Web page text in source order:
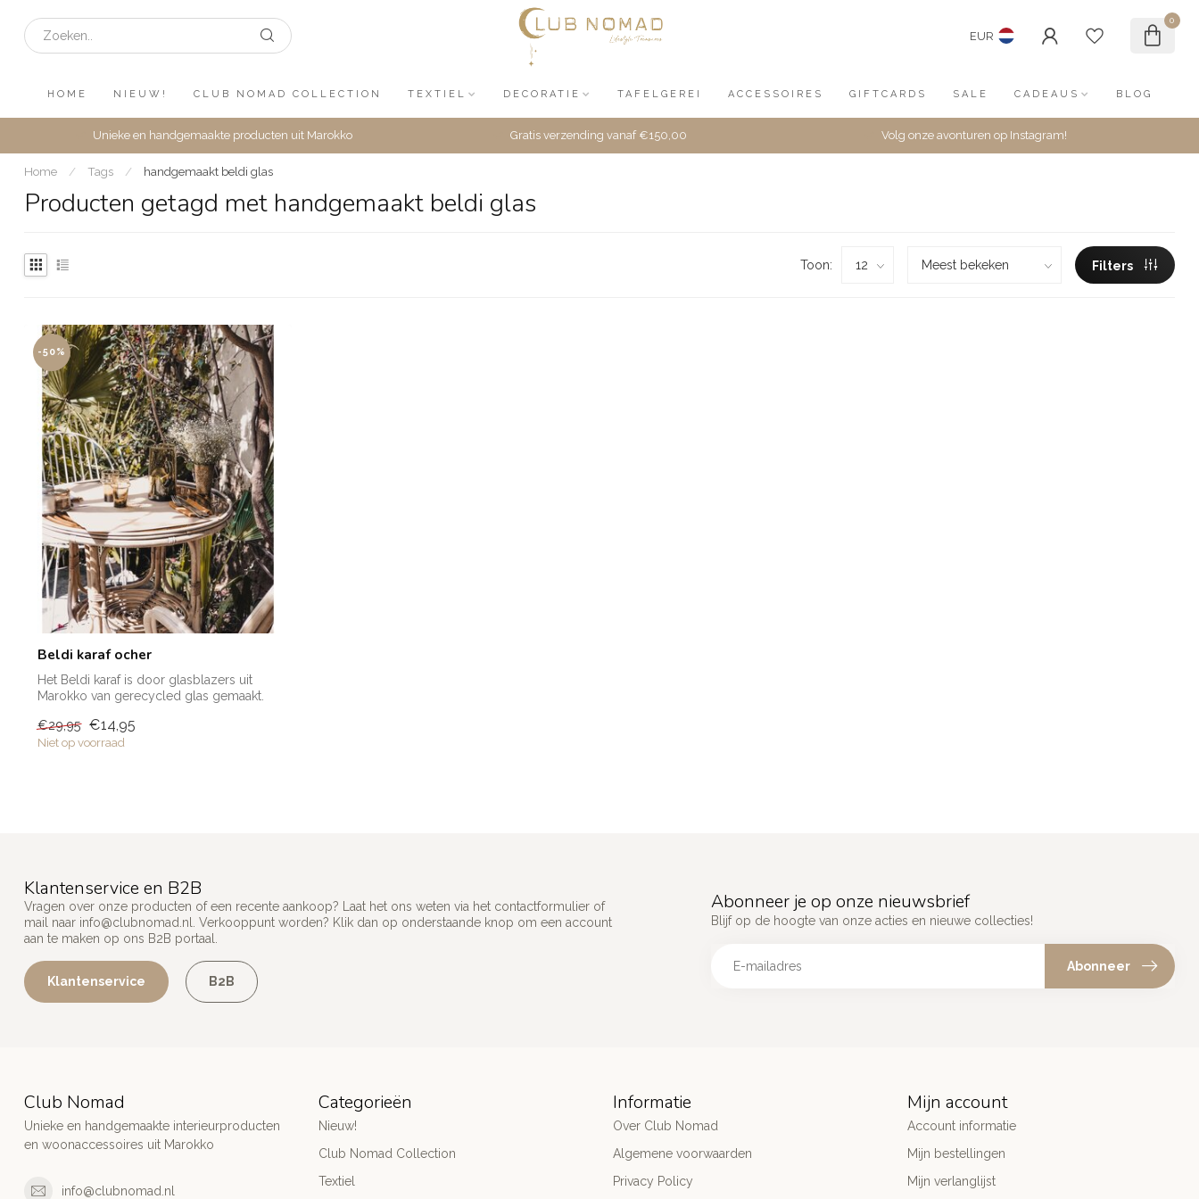
EUR
0
HOME NIEUW! CLUB NOMAD COLLECTION TEXTIEL DECORATIE TAFELGEREI ACCESSOIRES GIFTCARDS SALE CADEAUS BLOG
Unieke en handgemaakte producten uit Marokko Gratis verzending vanaf €150,00 Volg onze avonturen op Instagram!
Home / Tags / handgemaakt beldi glas
Producten getagd met handgemaakt beldi glas
Toon: Filters
-50%
Beldi karaf ocher
Het Beldi karaf is door glasblazers uit
Marokko van gerecycled glas gemaakt.
€29,95 €14,95
Niet op voorraad
Klantenservice en B2B
Vragen over onze producten of een recente aankoop? Laat het ons weten via het contactformulier of
mail naar info@clubnomad.nl . Verkooppunt worden? Klik dan op onderstaande knop om een account
aan te maken op ons B2B portaal.
Klantenservice B2B
Abonneer je op onze nieuwsbrief
Blijf op de hoogte van onze acties en nieuwe collecties!
Abonneer
Club Nomad
Unieke en handgemaakte interieurproducten
en woonaccessoires uit Marokko
info@clubnomad.nl
Categorieën
Nieuw!
Club Nomad Collection
Textiel
Informatie
Over Club Nomad
Algemene voorwaarden
Privacy Policy
Mijn account
Account informatie
Mijn bestellingen
Mijn verlanglijst